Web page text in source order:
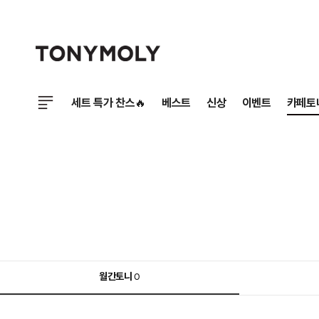
세트 특가 찬스🔥 베스트 신상 이벤트 카페토
월간토니0